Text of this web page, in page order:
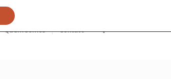
Quem somos Contato